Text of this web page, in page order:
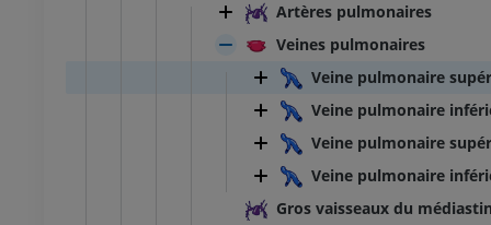
Artères pulmonaires
Veines pulmonaires
Veine pulmonaire
Veine pulmonaire
Veine pulmonaire
Veine pulmonaire
Gros vaisseaux du médiastin